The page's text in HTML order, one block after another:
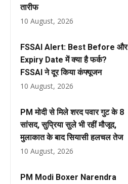
तारीफ
10 August, 2026
FSSAI Alert: Best Before और
Expiry Date में क्या है फर्क?
FSSAI ने दूर किया कंफ्यूजन
10 August, 2026
PM मोदी से मिले शरद पवार गुट के 8
सांसद, सुप्रिया सुले भी रहीं मौजूद,
मुलाकात के बाद सियासी हलचल तेज
10 August, 2026
PM Modi Boxer Narendra